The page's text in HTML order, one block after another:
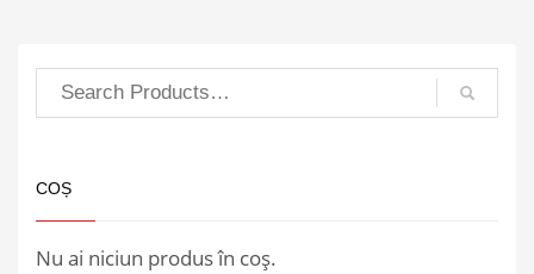
COȘ
Nu ai niciun produs în coș.